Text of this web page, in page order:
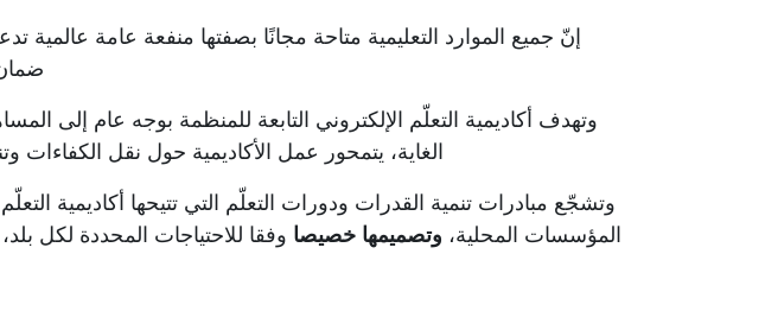
إنّ جميع الموارد التعليمية متاحة مجانًا بصفتها منفعة عامة عالمية تدعم
وتهدف أكاديمية التعلّم الإلكتروني التابعة للمنظمة بوجه عام إلى
الغاية، يتمحور عمل الأكاديمية حول نقل الكفاءات
وتشجّع مبادرات تنمية القدرات ودورات التعلّم التي تتيحها أكاديمية
المؤسسات المحلية، وتصميمها خصيصا وفقا للاحتياجات المحددة لكل